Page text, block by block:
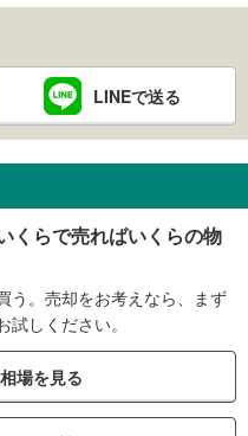
LINEで送る
くらで売ればいくらの物
う。売却をお考えなら、まず
試しください。
場を見る